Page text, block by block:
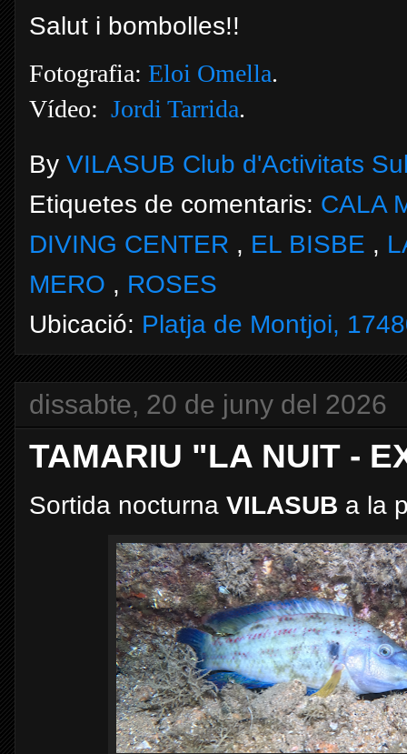
Salut i bombolles!!
Fotografia: Eloi Omella.
Vídeo: Jordi Tarrida.
By VILASUB Club d'Activitats
Etiquetes de comentaris: CALA
DIVING CENTER , EL BISBE ,
MERO , ROSES
Ubicació: Platja de Montjoi,
dissabte, 20 de juny del 2026
TAMARIU "LA NUIT -
Sortida nocturna VILASUB a la